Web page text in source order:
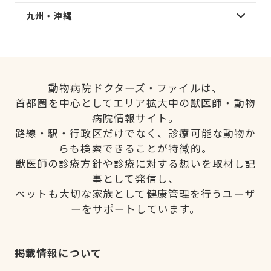
九州・沖縄
動物病院ドクターズ・ファイルは、
首都圏を中心としてエリア拡大中の獣医師・動物
病院情報サイト。
路線・駅・行政区だけでなく、診療可能な動物か
らも検索できることが特徴的。
獣医師の診療方針や診療に対する想いを取材し記
事として発信し、
ペットも大切な家族として健康管理を行うユーザ
ーをサポートしています。
掲載情報について